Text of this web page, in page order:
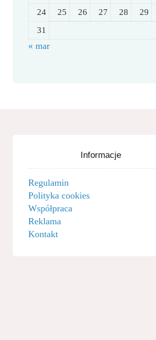
24
25 26 27 28 29
31
« mar
Informacje
Regulamin
Polityka cookies
Współpraca
Reklama
Kontakt